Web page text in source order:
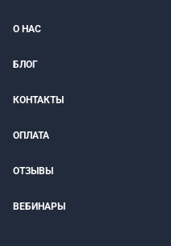
О НАС
БЛОГ
КОНТАКТЫ
ОПЛАТА
ОТЗЫВЫ
ВЕБИНАРЫ